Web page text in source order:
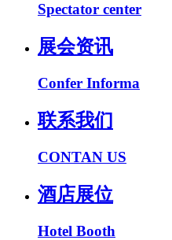
Spectator center
展会资讯
Confer Informa
联系我们
CONTAN US
酒店展位
Hotel Booth